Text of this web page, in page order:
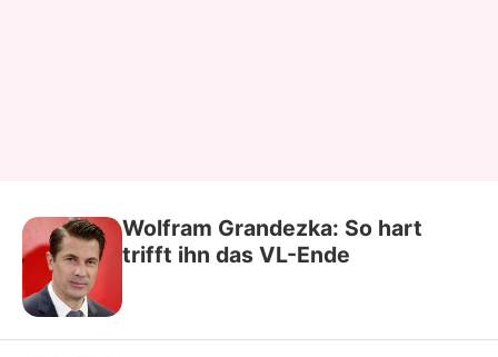
Wolfram Grandezka: So hart
trifft ihn das VL-Ende